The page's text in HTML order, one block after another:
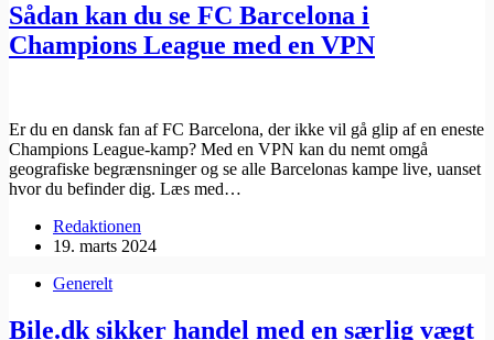
Sådan kan du se FC Barcelona i
Champions League med en VPN
Er du en dansk fan af FC Barcelona, der ikke vil gå glip af en eneste
Champions League-kamp? Med en VPN kan du nemt omgå
geografiske begrænsninger og se alle Barcelonas kampe live, uanset
hvor du befinder dig. Læs med…
Redaktionen
19. marts 2024
Generelt
Bile.dk sikker handel med en særlig vægt